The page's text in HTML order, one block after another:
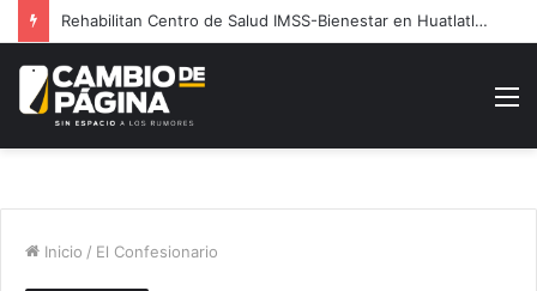
Rehabilitan Centro de Salud IMSS-Bienestar en Huatlatlauca
Inicio / El Confesionario